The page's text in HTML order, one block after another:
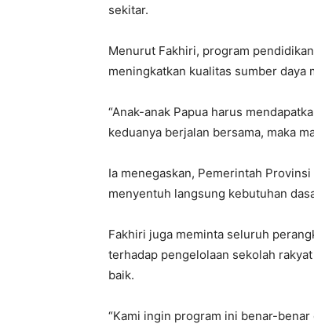
sekitar.
Menurut Fakhiri, program
meningkatkan kualitas sumber daya
“Anak-anak Papua harus
keduanya berjalan bersama, maka
Ia menegaskan, Pemerintah
menyentuh langsung kebutuhan
Fakhiri juga meminta seluruh
terhadap pengelolaan sekolah
baik.
“Kami ingin program ini benar-